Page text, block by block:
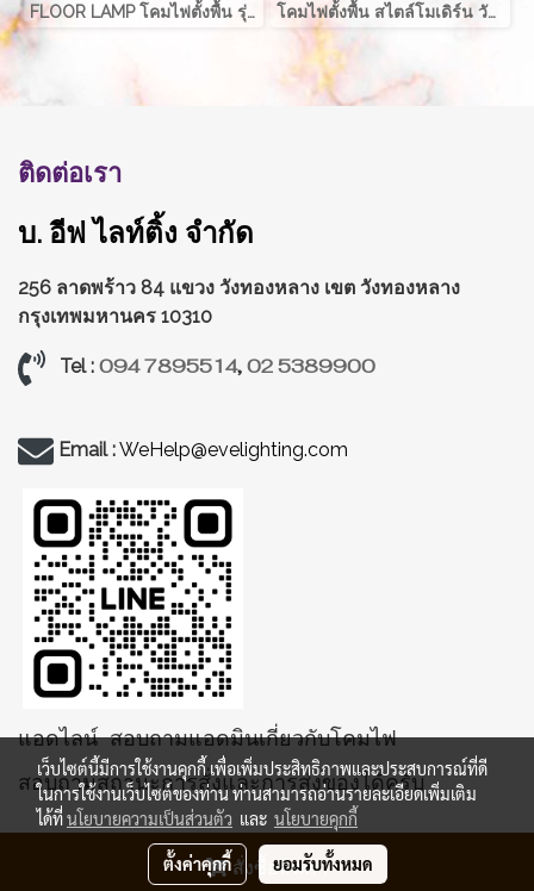
สั่งซื้อสินค้า
FLOOR LAMP โคมไฟตั้งพื้น รุ่น EVE-00249 โคมไฟตั้งพื้น สไตล์โมเดิร์น วัสดุทำจาก ขนนกกระจอกเทศ สวยงาม
ติดต่อเรา
บ. อีฟ ไลท์ติ้ง จำกัด
256 ลาดพร้าว 84 แขวง วังทองหลาง เขต วังทองหลาง
กรุงเทพมหานคร 10310
Tel : 094 7895514,02 5389900
Email :WeHelp@evelighting.com
แอดไลน์ สอบถามแอดมินเกี่ยวกับโคมไฟ
สอบถามสถานะการสั่งและการส่งของได้ครับ
เว็บไซต์นี้มีการใช้งานคุกกี้ เพื่อเพิ่มประสิทธิภาพและประสบการณ์ที่ดี
ในการใช้งานเว็บไซต์ของท่าน ท่านสามารถอ่านรายละเอียดเพิ่มเติม
ได้ที่นโยบายความเป็นส่วนตัว และ นโยบายคุกกี้
ตั้งค่าคุกกี้ ยอมรับทั้งหมด